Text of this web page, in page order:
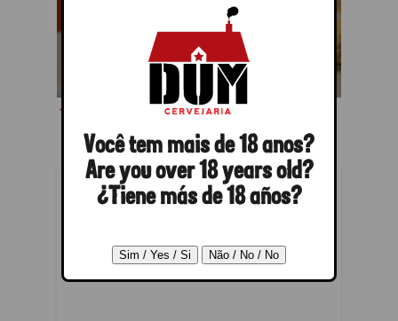
← Anterior Próximo →
Você precisa fazer ologinpara
publicar um comentário.
Você tem mais de 18 anos?
Are you over 18 years old?
¿Tiene más de 18 años?